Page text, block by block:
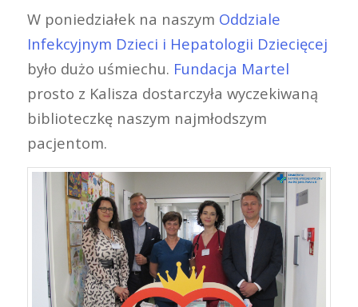
W poniedziałek na naszym Oddziale
Infekcyjnym Dzieci i Hepatologii Dziecięcej
było dużo uśmiechu. Fundacja Martel
prosto z Kalisza dostarczyła wyczekiwaną
biblioteczkę naszym najmłodszym
pacjentom.